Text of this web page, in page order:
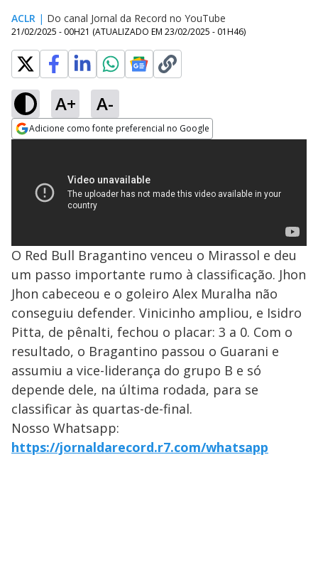
ACLR | Do canal Jornal da Record no YouTube
21/02/2025 - 00H21 (ATUALIZADO EM 23/02/2025 - 01H46)
A+ A-
Adicione como fonte preferencial no Google
O Red Bull Bragantino venceu o Mirassol e deu
um passo importante rumo à classificação. Jhon
Jhon cabeceou e o goleiro Alex Muralha não
conseguiu defender. Vinicinho ampliou, e Isidro
Pitta, de pênalti, fechou o placar: 3 a 0. Com o
resultado, o Bragantino passou o Guarani e
assumiu a vice-liderança do grupo B e só
depende dele, na última rodada, para se
classificar às quartas-de-final.
Nosso Whatsapp:
https://jornaldarecord.r7.com/whatsapp